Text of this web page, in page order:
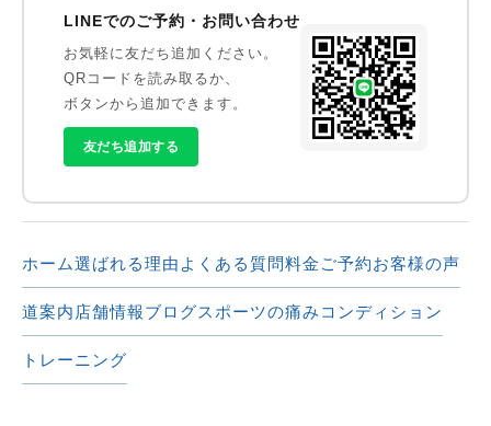
LINEでのご予約・お問い合わせ
お気軽に友だち追加ください。
QRコードを読み取るか、
ボタンから追加できます。
友だち追加する
ホーム選ばれる理由 よくある質問料金 ご予約お客様の声
道案内 店舗情報ブログスポーツの痛み コンディション
トレーニング